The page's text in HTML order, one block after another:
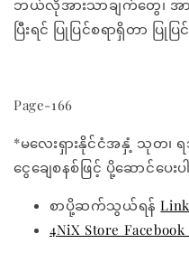
ဘယ်လိုအားသာချက်တွေ၊ အာ
ပြီးရင် ပြုပြင်စရာရှိတာ ပြု
Page-166
*မလေးရှားနိုင်ငံအနှံ့ သုတ၊ ရ
ငွေချေစနစ်ဖြင့် ပို့ဆောင်ပေး
စာပို့ဆက်သွယ်ရန်Link
4NiX Store Facebook